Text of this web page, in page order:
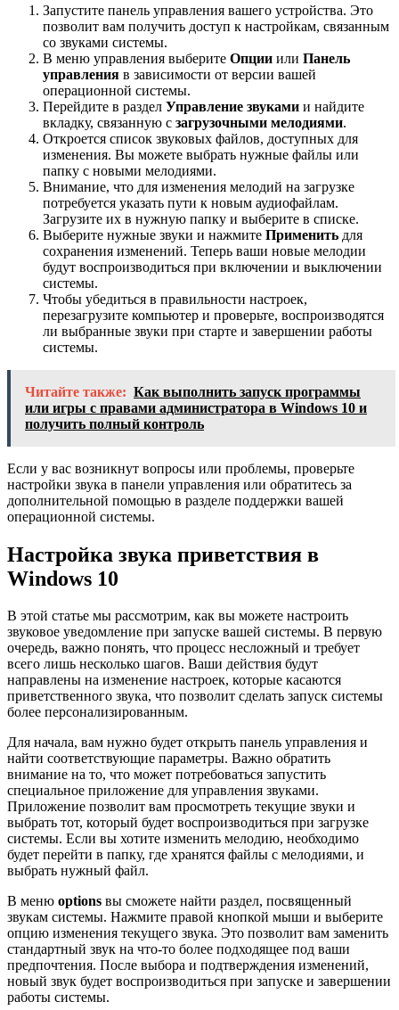
Запустите панель управления вашего устройства. Это
позволит вам получить доступ к настройкам, связанным
со звуками системы.
В меню управления выберите Опции или Панель
управления в зависимости от версии вашей
операционной системы.
Перейдите в раздел Управление звуками и найдите
вкладку, связанную с загрузочными мелодиями.
Откроется список звуковых файлов, доступных для
изменения. Вы можете выбрать нужные файлы или
папку с новыми мелодиями.
Внимание, что для изменения мелодий на загрузке
потребуется указать пути к новым аудиофайлам.
Загрузите их в нужную папку и выберите в списке.
Выберите нужные звуки и нажмите Применить для
сохранения изменений. Теперь ваши новые мелодии
будут воспроизводиться при включении и выключении
системы.
Чтобы убедиться в правильности настроек,
перезагрузите компьютер и проверьте, воспроизводятся
ли выбранные звуки при старте и завершении работы
системы.
Читайте также: Как выполнить запуск программы
или игры с правами администратора в Windows 10 и
получить полный контроль
Если у вас возникнут вопросы или проблемы, проверьте
настройки звука в панели управления или обратитесь за
дополнительной помощью в разделе поддержки вашей
операционной системы.
Настройка звука приветствия в
Windows 10
В этой статье мы рассмотрим, как вы можете настроить
звуковое уведомление при запуске вашей системы. В первую
очередь, важно понять, что процесс несложный и требует
всего лишь несколько шагов. Ваши действия будут
направлены на изменение настроек, которые касаются
приветственного звука, что позволит сделать запуск системы
более персонализированным.
Для начала, вам нужно будет открыть панель управления и
найти соответствующие параметры. Важно обратить
внимание на то, что может потребоваться запустить
специальное приложение для управления звуками.
Приложение позволит вам просмотреть текущие звуки и
выбрать тот, который будет воспроизводиться при загрузке
системы. Если вы хотите изменить мелодию, необходимо
будет перейти в папку, где хранятся файлы с мелодиями, и
выбрать нужный файл.
В меню options вы сможете найти раздел, посвященный
звукам системы. Нажмите правой кнопкой мыши и выберите
опцию изменения текущего звука. Это позволит вам заменить
стандартный звук на что-то более подходящее под ваши
предпочтения. После выбора и подтверждения изменений,
новый звук будет воспроизводиться при запуске и завершении
работы системы.